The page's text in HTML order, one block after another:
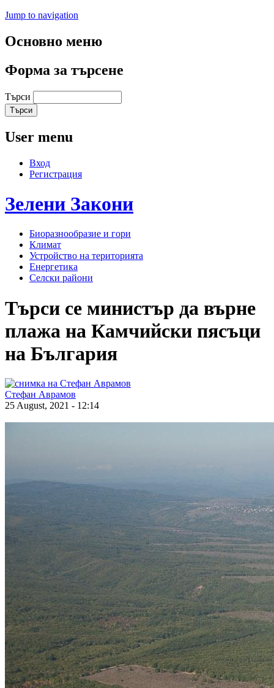
Jump to navigation
Основно меню
Форма за търсене
Търси
User menu
Вход
Регистрация
Зелени Закони
Биоразнообразие и гори
Климат
Устройство на територията
Енергетика
Селски райони
Търси се министър да върне
плажа на Камчийски пясъци
на България
Стефан Аврамов
25 August, 2021 - 12:14